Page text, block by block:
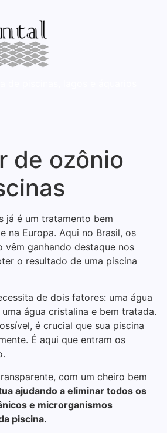
de ozônio
já é um tratamento bem
na Europa. Aqui no Brasil, os
vêm ganhando destaque nos
o resultado de uma piscina
de dois fatores: uma água
água cristalina e bem tratada.
é crucial que sua piscina
É aqui que entram os
com um cheiro bem
ajudando a eliminar todos os
e microrganismos
piscina.